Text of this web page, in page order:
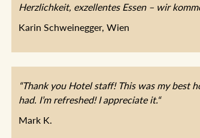
Herzlichkeit, exzellentes Essen – wir
Karin Schweinegger, Wien
“Thank you Hotel staff! This was my best
had. I’m refreshed! I appreciate it.“
Mark K.